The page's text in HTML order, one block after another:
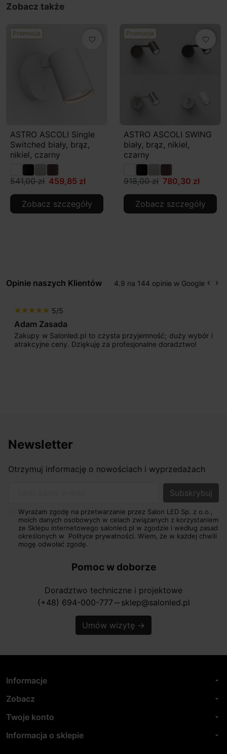
Zobacz także
Promocja
favorite_border
ASTRO ASCOLI Single
Switched biały, brąz,
nikiel, czarny
541,00 zł 459,85 zł
Zobacz szczegóły
Promocja
favorite_border
ASTRO ASCOLI SWING
biały, brąz, nikiel,
czarny
918,00 zł 780,30 zł
Zobacz szczegóły
Opinie naszych Klientów 4.9 na 144 opinie w Google keyboard_arrow_left keyboard_arrow_right
star star star star star 5/5
Adam Zasada
Zakupy w Salonled.pl to czysta przyjemność; duży wybór i
atrakcyjne ceny. Dziękuję za profesjonalne doradztwo!
Newsletter
Otrzymuj informację o nowościach i wyprzedażach
Wyrażam zgodę na przetwarzanie przez Salon LED Sp. z o.o.,
moich danych osobowych w celach związanych z korzystaniem
ze Sklepu internetowego salonled.pl w zgodzie i według zasad
określonych w Polityce prywatności. Wiem, że w każdej chwili
mogę odwołać zgodę.
Pomoc w doborze
Doradztwo techniczne i projektowe
(+48) 694-000-777 horizontal_rule sklep@salonled.pl
Umów wizytę →
Informacje arrow_drop_down
Zobacz arrow_drop_down
Twoje konto arrow_drop_down
Informacja o sklepie arrow_drop_down